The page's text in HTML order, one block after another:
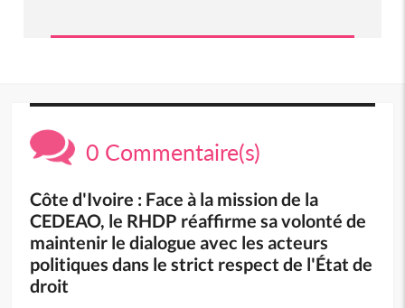
0 Commentaire(s)
Côte d'Ivoire : Face à la mission de la
CEDEAO, le RHDP réaffirme sa volonté de
maintenir le dialogue avec les acteurs
politiques dans le strict respect de l'État de
droit